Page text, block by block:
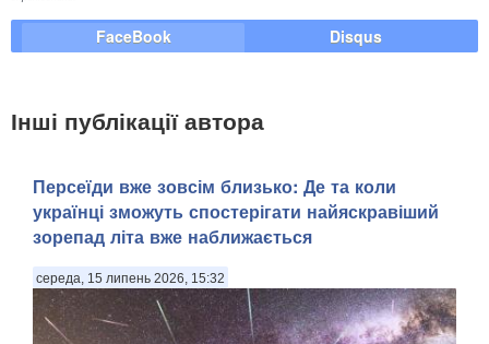
FaceBook Disqus
Інші публікації автора
Персеїди вже зовсім близько: Де та коли
українці зможуть спостерігати найяскравіший
зорепад літа вже наближається
середа, 15 липень 2026, 15:32